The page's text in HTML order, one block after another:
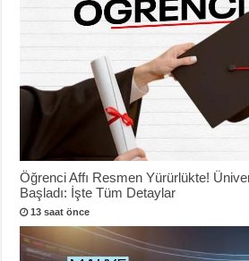
Öğrenci Affı Resmen Yürürlükte!
Başladı: İşte Tüm Detaylar
13 saat önce